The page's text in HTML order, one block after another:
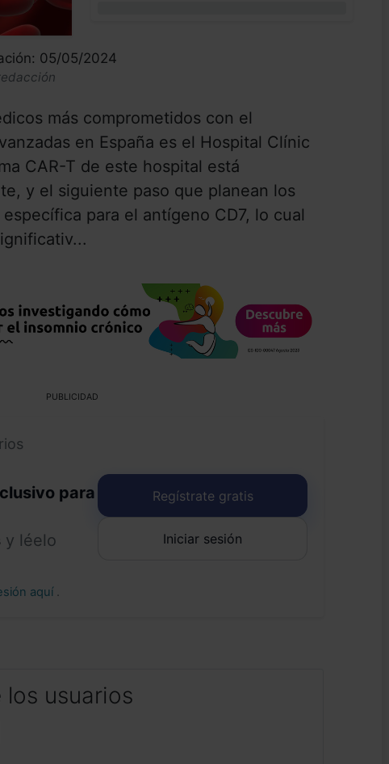
05/05/2024
más comprometidos con el
en España es el Hospital Clínic
CAR-T de este hospital está
y el siguiente paso que planean los
para el antígeno CD7, lo cual
PUBLICIDAD
para
y léelo
aquí .
Regístrate gratis
Iniciar sesión
usuarios